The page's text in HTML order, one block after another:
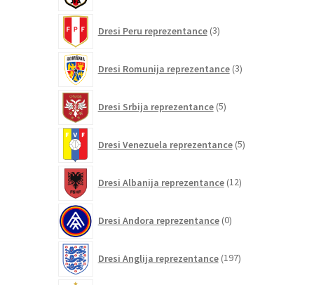
Dresi Peru reprezentance 3izdelki
Dresi Romunija reprezentance 3izdelki
Dresi Srbija reprezentance 5izdelkov
Dresi Venezuela reprezentance 5izdelkov
Dresi Albanija reprezentance 12izdelkov
Dresi Andora reprezentance 0izdelkov
Dresi Anglija reprezentance 197izdelkov